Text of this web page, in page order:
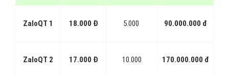
ZaloQT 1 18.000 Đ 5.000 90.000.000 đ
ZaloQT 2 17.000 Đ 10.000 170.000.000 đ